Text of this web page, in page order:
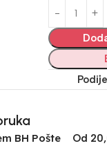
BH Pošte Od